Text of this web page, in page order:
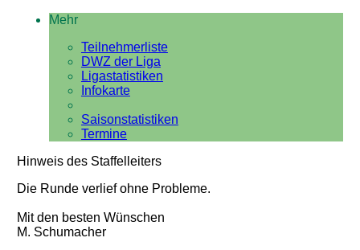
Mehr
Teilnehmerliste
DWZ der Liga
Ligastatistiken
Infokarte
Saisonstatistiken
Termine
Hinweis des Staffelleiters
Die Runde verlief ohne Probleme.
Mit den besten Wünschen
M. Schumacher